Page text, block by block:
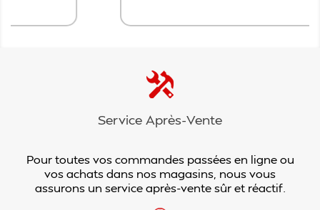
Service Après-Vente
Pour toutes vos commandes passées en ligne ou
vos achats dans nos magasins, nous vous
assurons un service après-vente sûr et réactif.